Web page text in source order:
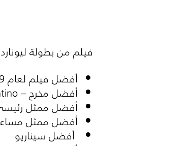
فيلم من بطولة
أفضل فيلم لعام
أفضل مخرج –
أفضل ممثل
أفضل ممثل
أفضل سيناريو